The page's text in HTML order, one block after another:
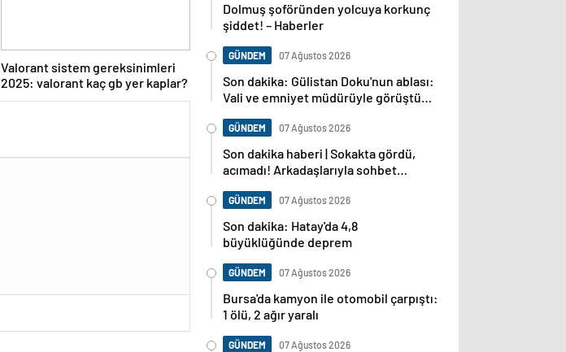
Valorant sistem gereksinimleri
2025: valorant kaç gb yer kaplar?
Dolmuş şoföründen yolcuya korkunç
şiddet! – Haberler
GÜNDEM 07 Ağustos 2026
Son dakika: Gülistan Doku'nun ablası:
Vali ve emniyet müdürüyle görüştüm,
GÜNDEM 07 Ağustos 2026
Son dakika haberi | Sokakta gördü,
acımadı! Arkadaşlarıyla sohbet
GÜNDEM 07 Ağustos 2026
Son dakika: Hatay'da 4,8
büyüklüğünde deprem
GÜNDEM 07 Ağustos 2026
Bursa'da kamyon ile otomobil çarpıştı:
1 ölü, 2 ağır yaralı
GÜNDEM 07 Ağustos 2026